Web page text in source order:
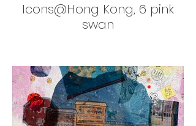
Icons@Hong Kong, 6 pink
swan